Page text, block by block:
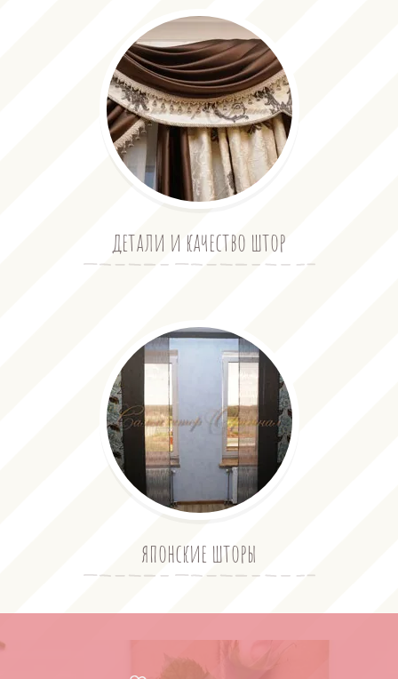
детали и качество штор
японские шторы